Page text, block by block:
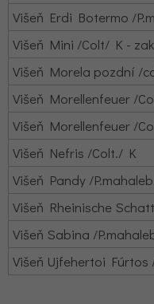
Višeň Erdi Botermo /
Višeň Mini /Colt/ K -
Višeň Morela pozdní /
Višeň Morellenfeuer /
Višeň Morellenfeuer /
Višeň Nefris /Colt./ K
Višeň Pandy /
Višeň Rheinische
Višeň Sabina /
Višeň Ujfehertoi Fúrtos